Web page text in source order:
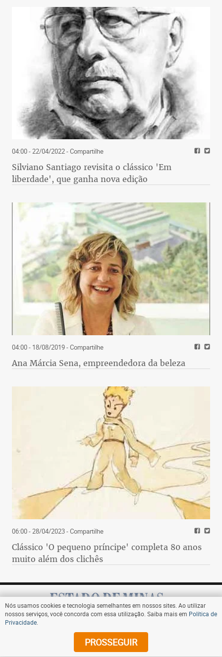
04:00 - 22/04/2022- Compartilhe
Silviano Santiago revisita o clássico 'Em
liberdade', que ganha nova edição
04:00 - 18/08/2019- Compartilhe
Ana Márcia Sena, empreendedora da beleza
06:00 - 28/04/2023- Compartilhe
Clássico 'O pequeno príncipe' completa 80 anos
muito além dos clichês
Assine
Nós usamos cookies e tecnologia semelhantes em nossos sites. Ao utilizar
nossos serviços, você concorda com essa utilização. Saiba mais em Política de
Privacidade
PROSSEGUIR